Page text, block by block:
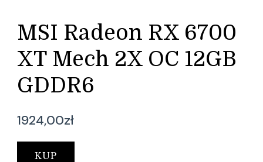
MSI Radeon RX 6700
XT Mech 2X OC 12GB
GDDR6
1924,00zł
KUP